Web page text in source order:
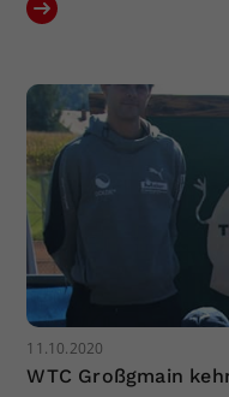
11.10.2020
WTC Großgmain